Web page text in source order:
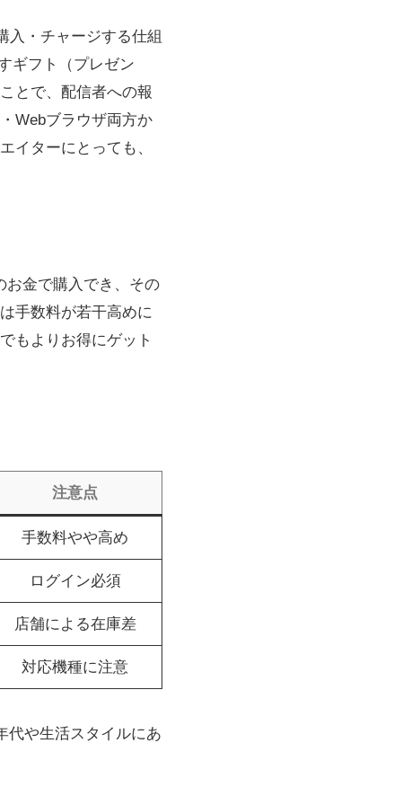
入・チャージする仕組
ギフト（プレゼン
とで、配信者への報
Webブラウザ両方か
イターにとっても、
お金で購入でき、その
手数料が若干高めに
もよりお得にゲット
注意点
手数料やや高め
ログイン必須
店舗による在庫差
対応機種に注意
代や生活スタイルにあ